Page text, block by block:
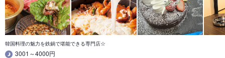
韓国料理の魅力を鉄鍋で堪能できる専門店☆
3001～4000円